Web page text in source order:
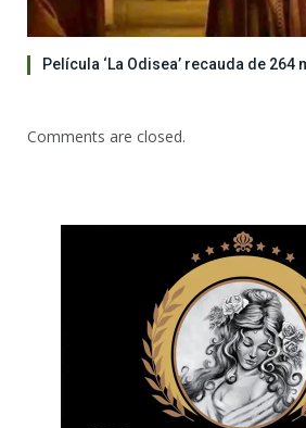
Película ‘La Odisea’ recauda de
Comments are closed.